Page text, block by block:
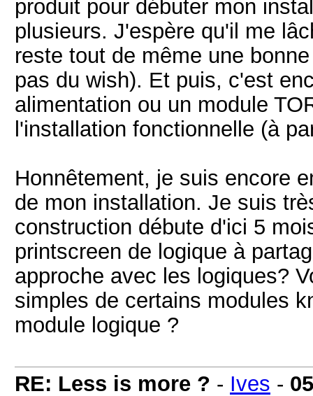
produit pour débuter mon
plusieurs. J'espère qu'il me
reste tout de même une
pas du wish). Et puis, c'est
alimentation ou un module
l'installation fonctionnelle (à
Honnêtement, je suis encore
de mon installation. Je suis
construction débute d'ici 5
printscreen de logique à
approche avec les logiques?
simples de certains modules
module logique ?
RE: Less is more ? - Ives -